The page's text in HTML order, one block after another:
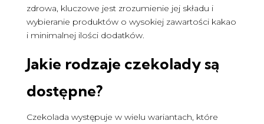
zdrowa, kluczowe jest zrozumienie jej składu i
wybieranie produktów o wysokiej zawartości kakao
i minimalnej ilości dodatków.
Jakie rodzaje czekolady są
dostępne?
Czekolada występuje w wielu wariantach, które